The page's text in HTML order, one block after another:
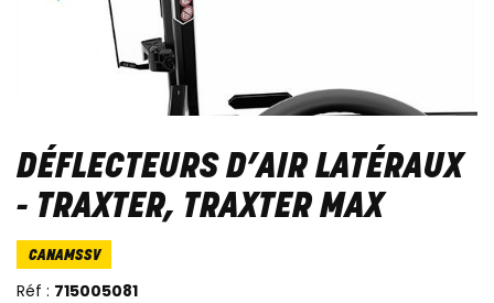
DÉFLECTEURS D’AIR LATÉRAUX
- TRAXTER, TRAXTER MAX
CANAMSSV
Réf : 715005081